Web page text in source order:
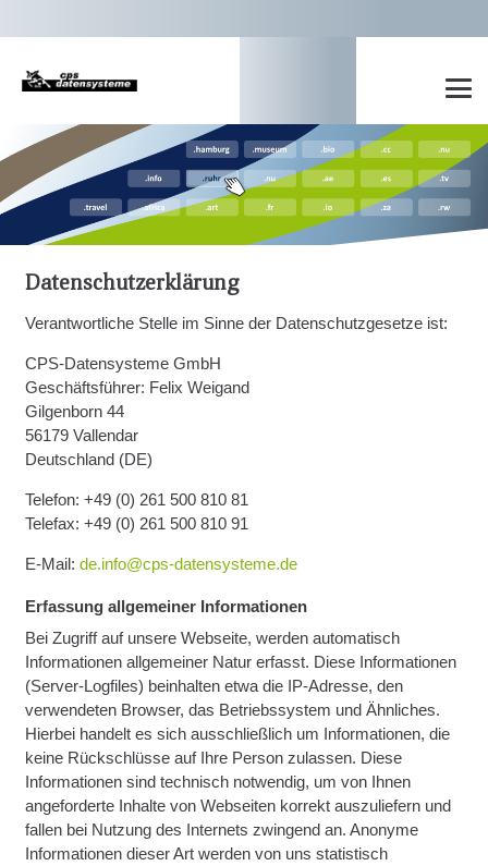
Datenschutzerklärung
Verantwortliche Stelle im Sinne der Datenschutzgesetze ist:
CPS-Datensysteme GmbH
Geschäftsführer: Felix Weigand
Gilgenborn 44
56179 Vallendar
Deutschland (DE)
Telefon: +49 (0) 261 500 810 81
Telefax: +49 (0) 261 500 810 91
E-Mail: de.info@cps-datensysteme.de
Erfassung allgemeiner Informationen
Bei Zugriff auf unsere Webseite, werden automatisch
Informationen allgemeiner Natur erfasst. Diese Informationen
(Server-Logfiles) beinhalten etwa die IP-Adresse, den
verwendeten Browser, das Betriebssystem und Ähnliches.
Hierbei handelt es sich ausschließlich um Informationen, die
keine Rückschlüsse auf Ihre Person zulassen. Diese
Informationen sind technisch notwendig, um von Ihnen
angeforderte Inhalte von Webseiten korrekt auszuliefern und
fallen bei Nutzung des Internets zwingend an. Anonyme
Informationen dieser Art werden von uns statistisch